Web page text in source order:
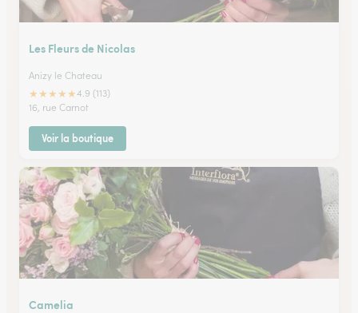
Les Fleurs de Nicolas
Anizy le Chateau
★★★★★4.9 (113)
16, rue Carnot
Voir la boutique
Camelia